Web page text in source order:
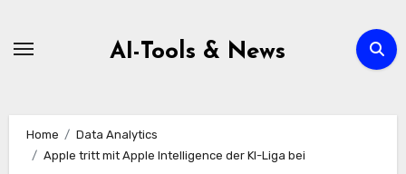
AI-Tools & News
Home
Data Analytics
Apple tritt mit Apple Intelligence der KI-Liga bei